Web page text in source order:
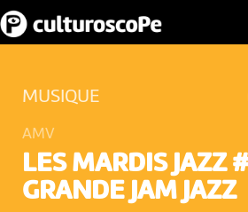
MUSIQUE
AMV
LES MARDIS JAZZ
GRANDE JAM JAZZ